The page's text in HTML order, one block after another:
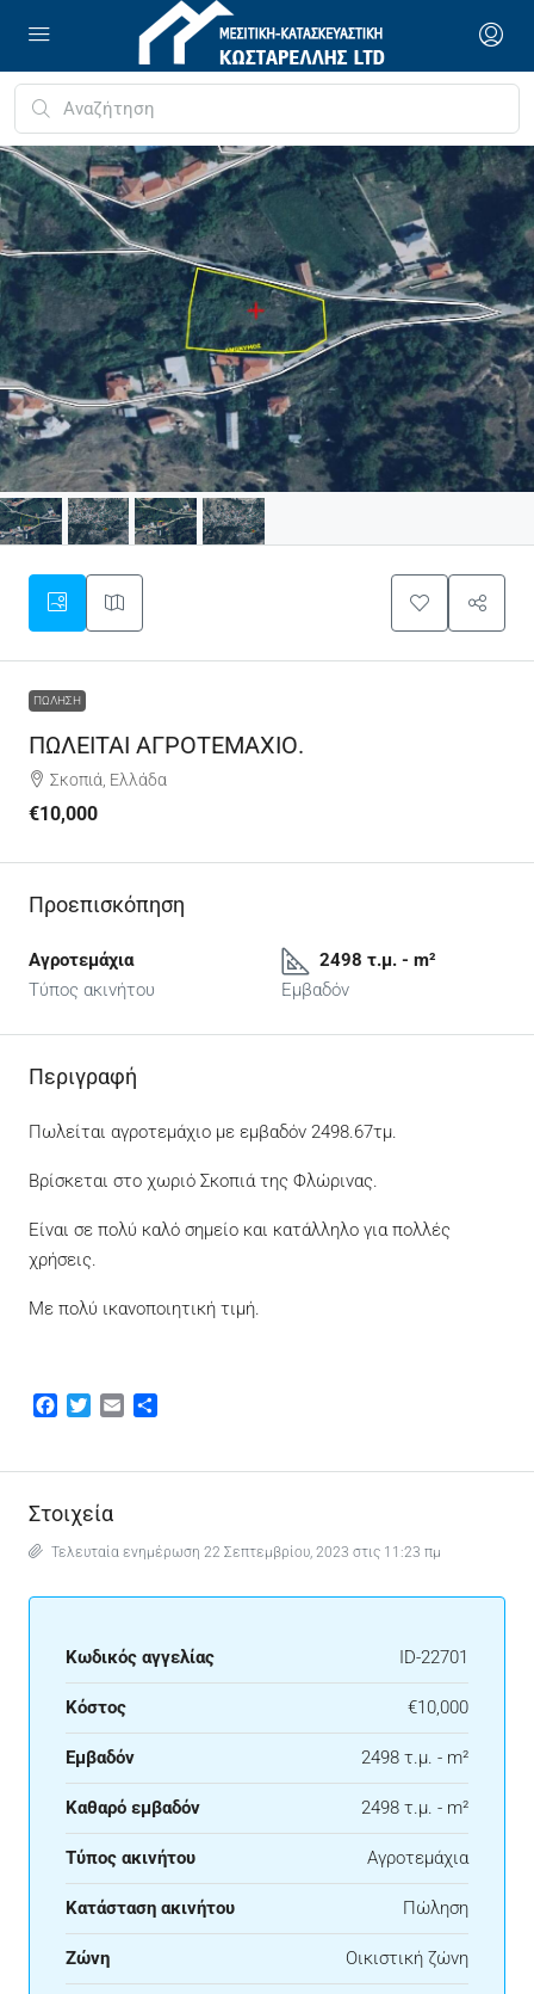
ΠΏΛΗΣΗ
ΠΩΛΕΙΤΑΙ ΑΓΡΟΤΕΜΑΧΙΟ.
Σκοπιά, Ελλάδα
€10,000
Προεπισκόπηση
Αγροτεμάχια
Τύπος ακινήτου
2498 τ.μ. - m²
Εμβαδόν
Περιγραφή
Πωλείται αγροτεμάχιο με εμβαδόν 2498.67τμ.
Βρίσκεται στο χωριό Σκοπιά της Φλώρινας.
Είναι σε πολύ καλό σημείο και κατάλληλο για πολλές
χρήσεις.
Με πολύ ικανοποιητική τιμή.
Facebook
TwitterEmail
Στοιχεία
Τελευταία ενημέρωση 22 Σεπτεμβρίου, 2023 στις 11:23 πμ
Κωδικός αγγελίας ID-22701
Κόστος €10,000
Εμβαδόν 2498 τ.μ. - m²
Καθαρό εμβαδόν 2498 τ.μ. - m²
Τύπος ακινήτου Αγροτεμάχια
Κατάσταση ακινήτου Πώληση
Ζώνη Οικιστική ζώνη